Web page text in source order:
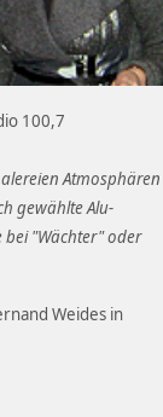
100,7
Atmosphären
gewählte Alu-
bei "Wächter" oder
Weides in